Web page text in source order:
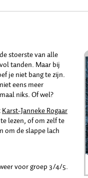
stoerste van alle
tanden. Maar bij
je niet bang te zijn.
eens meer
niks. Of wel?
Karst-Janneke Rogaar
lezen, of om zelf te
om de slappe lach
voor groep 3/4/5.